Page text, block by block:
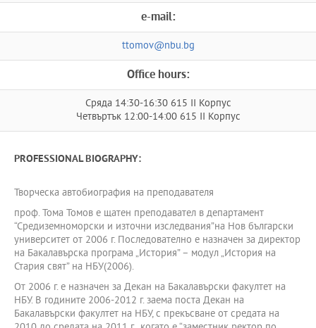
e-mail:
ttomov@nbu.bg
Office hours:
Сряда 14:30-16:30 615 II Корпус
Четвъртък 12:00-14:00 615 II Корпус
PROFESSIONAL BIOGRAPHY:
Творческа автобиография на преподавателя
проф. Тома Томов е щатен преподавател в департамент
“Средиземноморски и източни изследвания”на Нов български
университет от 2006 г. Последователно е назначен за директор
на Бакалавърска програма „История” – модул „История на
Стария свят” на НБУ(2006).
От 2006 г. е назначен за Декан на Бакалавърски факултет на
НБУ. В годините 2006-2012 г. заема поста Декан на
Бакалавърски факултет на НБУ, с прекъсване от средата на